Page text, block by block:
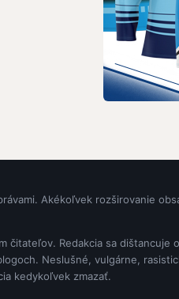
Akékoľvek rozširovanie
čitateľov. Redakcia sa dištancuje
Neslušné, vulgárne,
kedykoľvek zmazať.